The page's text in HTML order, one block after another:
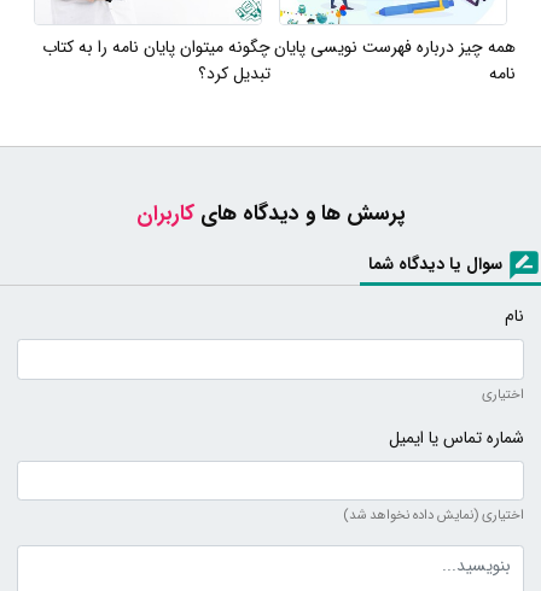
همه چیز درباره فهرست نویسی پایان
نامه
چگونه میتوان پایان نامه را به کتاب
تبدیل کرد؟
پرسش ها و دیدگاه هایکاربران
سوال یا دیدگاه شما
نام
اختیاری
شماره تماس یا ایمیل
اختیاری (نمایش داده نخواهد شد)
متن دیدگاه